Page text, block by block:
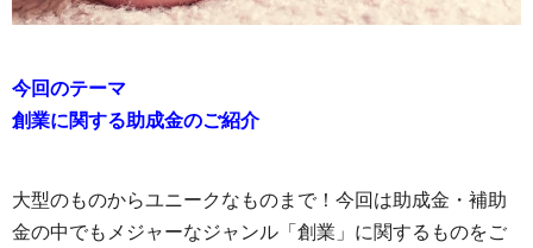
今回のテーマ
創業に関する助成金のご紹介
大型のものからユニークなものまで！今回は助成金・補助
金の中でもメジャーなジャンル「創業」に関するものをご